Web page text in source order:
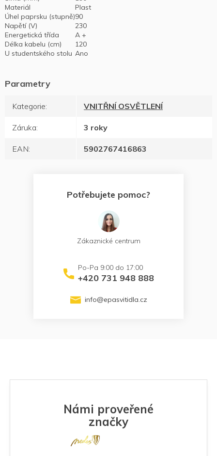
Materiál
Plast
Úhel paprsku (stupně)90
Napětí (V)
230
Energetická třída
A +
Délka kabelu (cm)
120
U studentského stolu Ano
Kategorie: VNITŘNÍ OSVĚTLENÍ
Záruka: 3 roky
EAN: 5902767416863
Potřebujete pomoc?
Zákaznické centrum
+420 731 948 888
info@epasvitidla.cz
Námi proveřené
značky